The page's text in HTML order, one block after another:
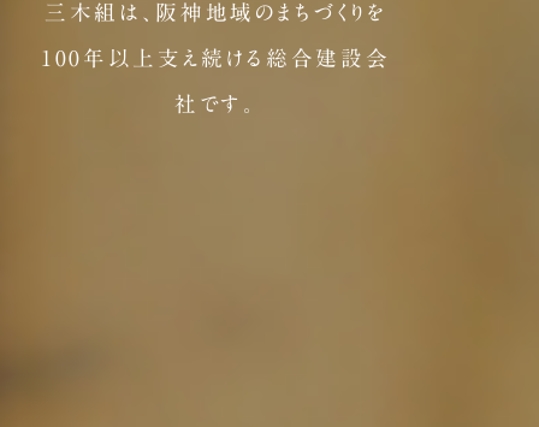
三木組は、阪神地域のまちづくりを
100年以上支え続ける総合建設会
社です。